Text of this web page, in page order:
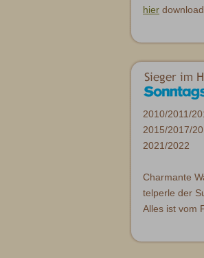
hier
2010/2011/
2015/2017/
2021/2022
Charmante
telperle der
Alles ist vom